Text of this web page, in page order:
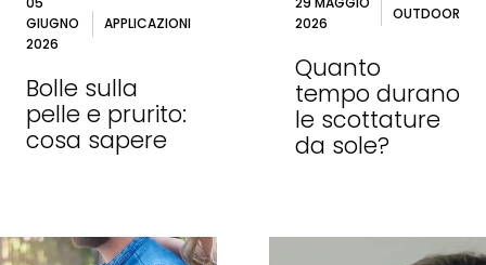
GIUGNO
2026
APPLICAZIONI
Bolle sulla
pelle e prurito:
cosa sapere
2026
OUTDOOR
Quanto
tempo durano
le scottature
da sole?